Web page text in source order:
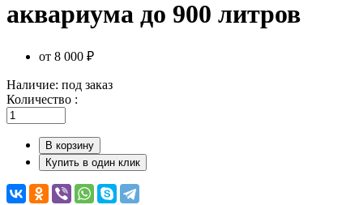
аквариума до 900 литров
от 8 000 ₽
Наличие: под заказ
Количество :
В корзину
Купить в один клик